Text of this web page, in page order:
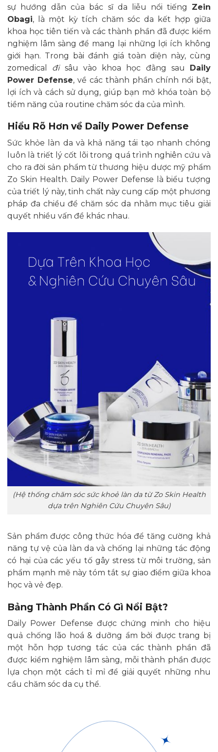
sự hướng dẫn của bác sĩ da liễu nổi tiếng Zein
Obagi, là một kỳ tích chăm sóc da kết hợp giữa
khoa học tiên tiến và các thành phần đã được kiểm
nghiệm lâm sàng để mang lại những lợi ích không
giới hạn. Trong bài đánh giá toàn diện này, cùng
zomedical đisâu vào khoa học đằng sau Daily
Power Defense, về các thành phần chính nổi bật,
lợi ích và cách sử dụng, giúp bạn mở khóa toàn bộ
tiềm năng của routine chăm sóc da của mình.
Hiểu Rõ Hơn về Daily Power Defense
Sức khỏe làn da và khả năng tái tạo nhanh chóng
luôn là triết lý cốt lõi trong quá trình nghiên cứu và
cho ra đời sản phẩm từ thương hiệu dược mỹ phẩm
Zo Skin Health. Daily Power Defense là biểu tượng
của triết lý này, tinh chất này cung cấp một phương
pháp đa chiều để chăm sóc da nhằm mục tiêu giải
quyết nhiều vấn đề khác nhau.
(Hệ thống chăm sóc sức khoẻ làn da từ Zo Skin Health
dựa trên Nghiên Cứu Chuyên Sâu)
Sản phẩm được công thức hóa để tăng cường khả
năng tự vệ của làn da và chống lại những tác động
có hại của các yếu tố gây stress từ môi trường, sản
phẩm mạnh mẽ này tóm tắt sự giao điểm giữa khoa
học và vẻ đẹp.
Bảng Thành Phần Có Gì Nổi Bật?
Daily Power Defense được chứng minh cho hiệu
quả chống lão hoá & dưỡng ẩm bởi được trang bị
một hỗn hợp tương tác của các thành phần đã
được kiểm nghiệm lâm sàng, mỗi thành phần được
lựa chọn một cách tỉ mỉ để giải quyết những nhu
cầu chăm sóc da cụ thể.